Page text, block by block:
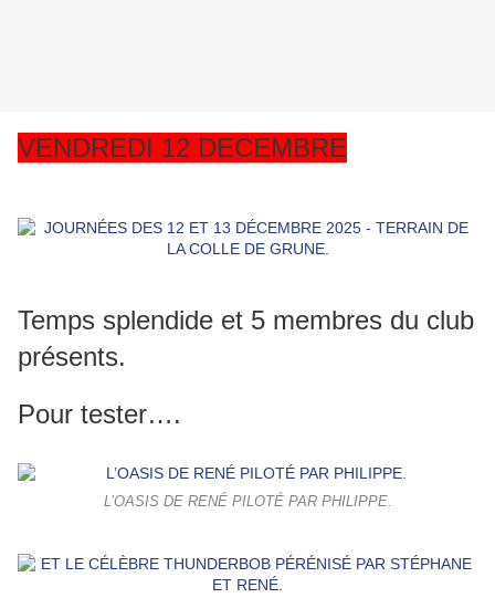
VENDREDI 12 DECEMBRE
Temps splendide et 5 membres du club
présents.
Pour tester….
L’OASIS DE RENÉ PILOTÉ PAR PHILIPPE.